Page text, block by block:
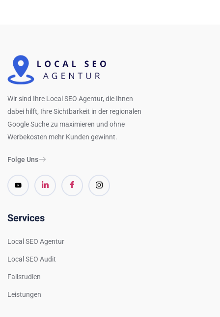
Wir sind Ihre Local SEO Agentur, die Ihnen
dabei hilft, Ihre Sichtbarkeit in der regionalen
Google Suche zu maximieren und ohne
Werbekosten mehr Kunden gewinnt.
Folge Uns
Services
Local SEO Agentur
Local SEO Audit
Fallstudien
Leistungen